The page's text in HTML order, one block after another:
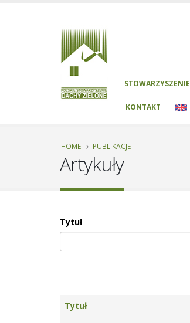
STOWARZYSZENIE
KONTAKT
HOME PUBLIKACJE
Artykuły
Tytuł
Tytuł